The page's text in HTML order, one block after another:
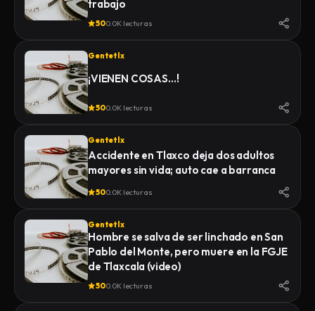
INSTITUTO DE CIENCIAS FORENSES
(INCIFO), DONDE SE REALIZARÍAN EL
CORRESPONDIENTE
trabajo
500.0K lecturas
Gentetlx
¡VIENEN COSAS…!
500.0K lecturas
Gentetlx
Accidente en Tlaxco deja dos adultos
mayores sin vida; auto cae a barranca
500.0K lecturas
Gentetlx
Hombre se salva de ser linchado en San
Pablo del Monte, pero muere en la FGJE
de Tlaxcala (video)
500.0K lecturas